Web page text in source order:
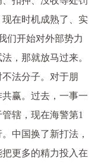
在时机成熟了、实
们开始对外部势力
，那就放马过来。
法分子。对于朋
赢。过去，一事一
辖，现在海警第1
中国换了新打法，
更多的精力投入在